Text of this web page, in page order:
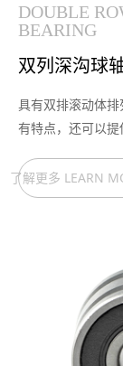
DOUBLE
BEARING
双列深沟球
具有双排滚动体
有特点，还可以提
了解更多 LEARN